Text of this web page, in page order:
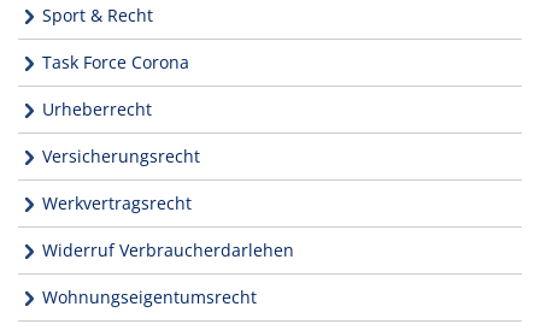
Sport & Recht
Task Force Corona
Urheberrecht
Versicherungsrecht
Werkvertragsrecht
Widerruf Verbraucherdarlehen
Wohnungseigentumsrecht